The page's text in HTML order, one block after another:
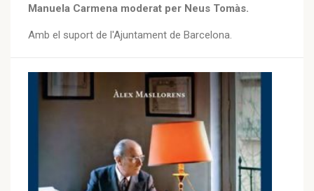
Manuela Carmena moderat per Neus Tomàs.
Amb el suport de l'Ajuntament de Barcelona.